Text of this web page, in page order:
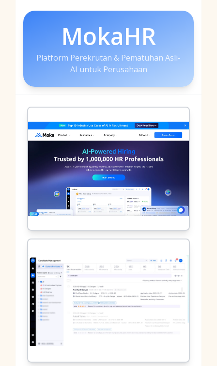
MokaHR
Platform Perekrutan & Pematuhan Asli-
AI untuk Perusahaan